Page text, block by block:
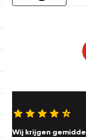
Wij krijgen